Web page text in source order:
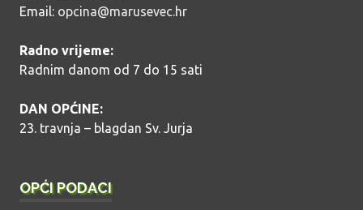
Email: opcina@marusevec.hr
Radno vrijeme:
Radnim danom od 7 do 15 sati
DAN OPĆINE:
23. travnja – blagdan Sv. Jurja
OPĆI PODACI